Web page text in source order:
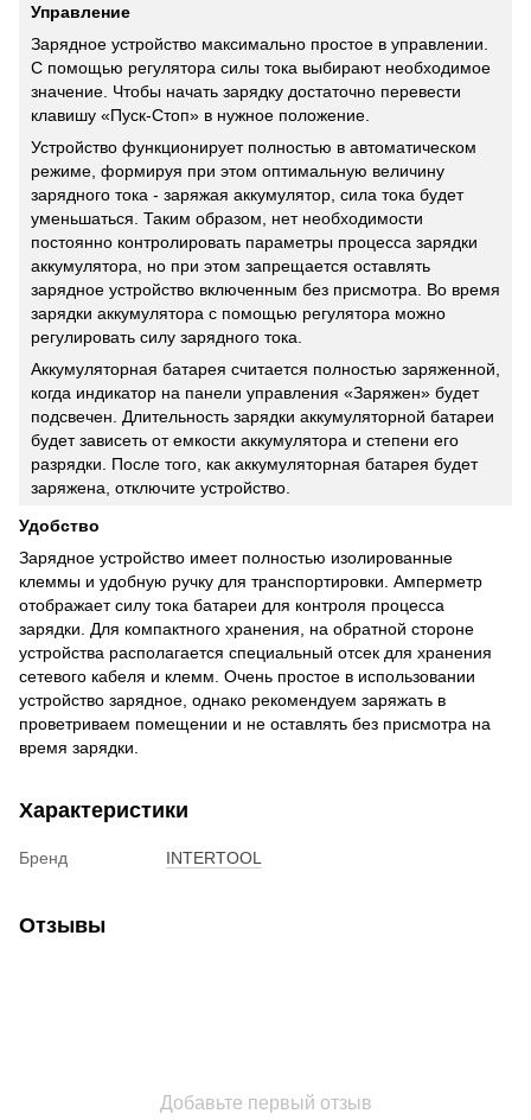
Управление
Зарядное устройство максимально простое в управлении.
С помощью регулятора силы тока выбирают необходимое
значение. Чтобы начать зарядку достаточно перевести
клавишу «Пуск-Стоп» в нужное положение.
Устройство функционирует полностью в автоматическом
режиме, формируя при этом оптимальную величину
зарядного тока - заряжая аккумулятор, сила тока будет
уменьшаться. Таким образом, нет необходимости
постоянно контролировать параметры процесса зарядки
аккумулятора, но при этом запрещается оставлять
зарядное устройство включенным без присмотра. Во время
зарядки аккумулятора с помощью регулятора можно
регулировать силу зарядного тока.
Аккумуляторная батарея считается полностью заряженной,
когда индикатор на панели управления «Заряжен» будет
подсвечен. Длительность зарядки аккумуляторной батареи
будет зависеть от емкости аккумулятора и степени его
разрядки. После того, как аккумуляторная батарея будет
заряжена, отключите устройство.
Удобство
Зарядное устройство имеет полностью изолированные
клеммы и удобную ручку для транспортировки. Амперметр
отображает силу тока батареи для контроля процесса
зарядки. Для компактного хранения, на обратной стороне
устройства располагается специальный отсек для хранения
сетевого кабеля и клемм. Очень простое в использовании
устройство зарядное, однако рекомендуем заряжать в
проветриваем помещении и не оставлять без присмотра на
время зарядки.
Характеристики
Бренд INTERTOOL
Отзывы
Добавьте первый отзыв